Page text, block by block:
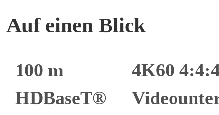
Auf einen Blick
100 m
HDBaseT®
4K60